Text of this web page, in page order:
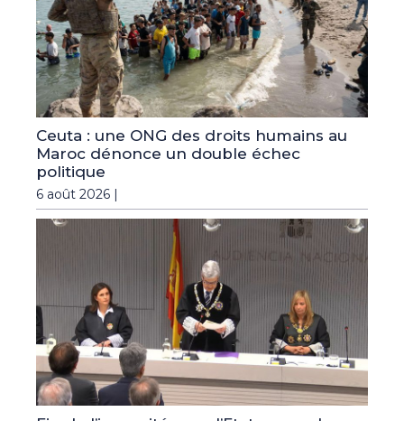
Ceuta : une ONG des droits humains au
Maroc dénonce un double échec
politique
6 août 2026 |